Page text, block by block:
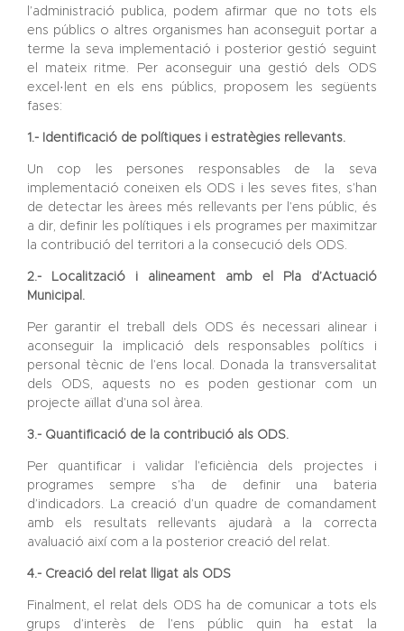
l’administració publica, podem afirmar que no tots els
ens públics o altres organismes han aconseguit portar a
terme la seva implementació i posterior gestió seguint
el mateix ritme. Per aconseguir una gestió dels ODS
excel·lent en els ens públics, proposem les següents
fases:
1.- Identificació de polítiques i estratègies rellevants.
Un cop les persones responsables de la seva
implementació coneixen els ODS i les seves fites, s’han
de detectar les àrees més rellevants per l’ens públic, és
a dir, definir les polítiques i els programes per maximitzar
la contribució del territori a la consecució dels ODS.
2.- Localització i alineament amb el Pla d’Actuació
Municipal.
Per garantir el treball dels ODS és necessari alinear i
aconseguir la implicació dels responsables polítics i
personal tècnic de l’ens local. Donada la transversalitat
dels ODS, aquests no es poden gestionar com un
projecte aïllat d’una sol àrea.
3.- Quantificació de la contribució als ODS.
Per quantificar i validar l’eficiència dels projectes i
programes sempre s’ha de definir una bateria
d’indicadors. La creació d’un quadre de comandament
amb els resultats rellevants ajudarà a la correcta
avaluació així com a la posterior creació del relat.
4.- Creació del relat lligat als ODS
Finalment, el relat dels ODS ha de comunicar a tots els
grups d’interès de l’ens públic quin ha estat la